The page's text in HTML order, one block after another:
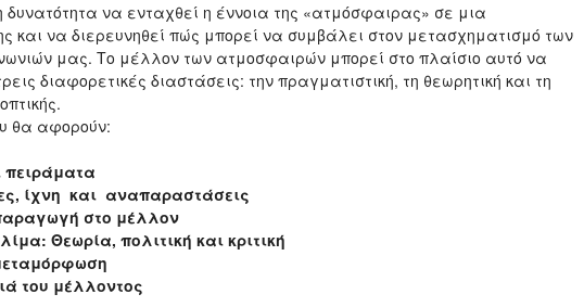
δυνατότητα να ενταχθεί η έννοια της «ατμόσφαιρας» σε μια
και να διερευνηθεί πώς μπορεί να συμβάλει στον μετασχηματισμό των
μας. Το μέλλον των ατμοσφαιρών μπορεί στο πλαίσιο αυτό να
διαφορετικές διαστάσεις: την πραγματιστική, τη θεωρητική και τη
θα αφορούν:
ίχνη και αναπαραστάσεις
στο μέλλον
Θεωρία, πολιτική και κριτική
του μέλλοντος